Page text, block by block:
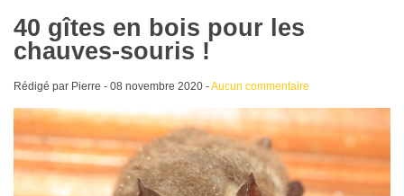
40 gîtes en bois pour les
chauves-souris !
Rédigé par Pierre - 08 novembre 2020-Aucun commentaire